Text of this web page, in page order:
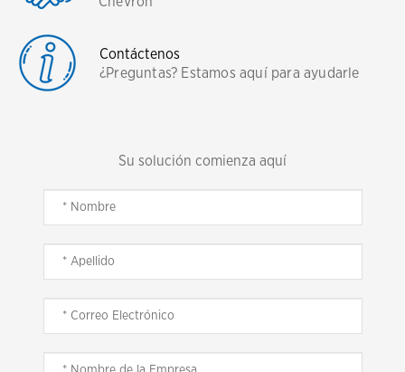
Contáctenos
¿Preguntas? Estamos aquí para ayudarle
Su solución comienza aquí